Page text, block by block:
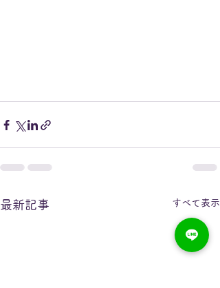
最新記事 すべて表示